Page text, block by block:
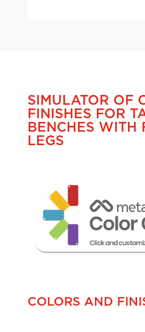
SIMULATOR OF
FINISHES FOR
BENCHES WITH
LEGS
COLORS AND